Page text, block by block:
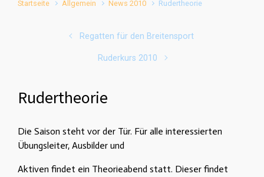
Startseite Allgemein News 2010 Rudertheorie
Regatten für den Breitensport
Ruderkurs 2010
Rudertheorie
Die Saison steht vor der Tür. Für alle interessierten
Übungsleiter, Ausbilder und
Aktiven findet ein Theorieabend statt. Dieser findet